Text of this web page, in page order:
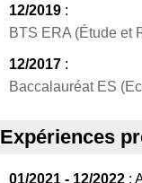
12/2019 :
BTS ERA (Étude et
12/2017 :
Baccalauréat ES
Expériences
01/2021 - 12/2022 :